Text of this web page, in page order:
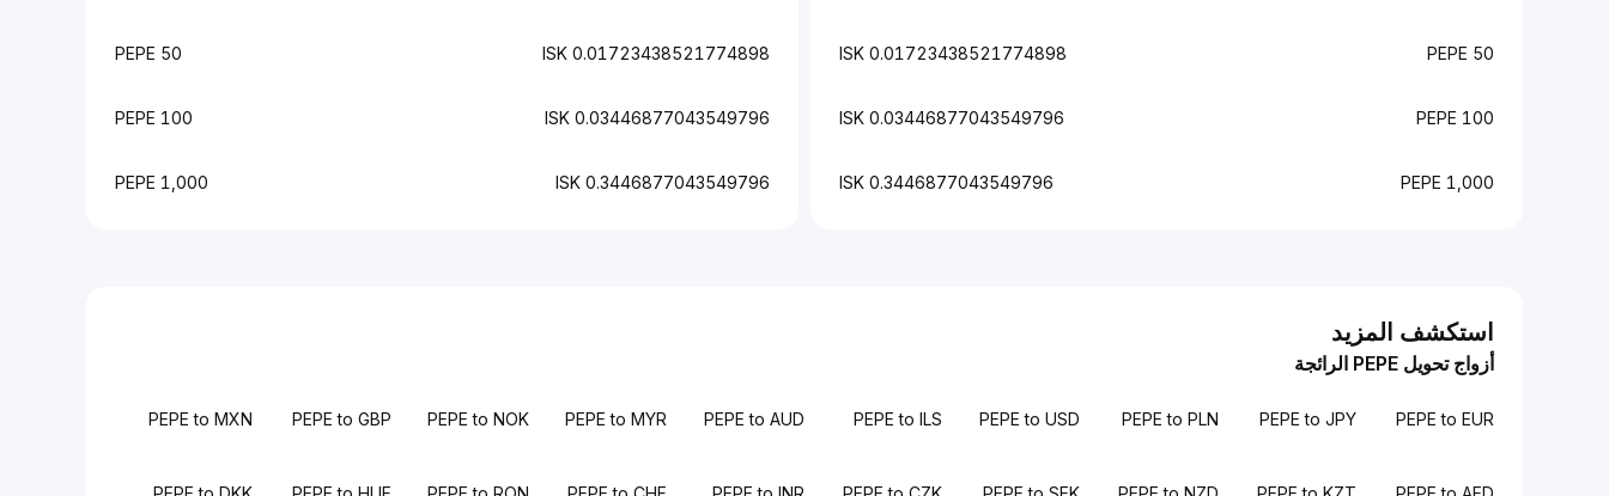
50 PEPE
0.01723438521774898 ISK
100 PEPE
0.03446877043549796 ISK
1,000 PEPE
0.3446877043549796 ISK
0.01723438521774898 ISK
50 PEPE
0.03446877043549796 ISK
100 PEPE
0.3446877043549796 ISK
1,000 PEPE
استكشف المزيد
أزواج تحويل PEPE الرائجة
PEPE to EUR
PEPE to JPY
PEPE to PLN
PEPE to USD
PEPE to ILS
PEPE to AUD
PEPE to MYR
PEPE to NOK
PEPE to GBP
PEPE to MXN